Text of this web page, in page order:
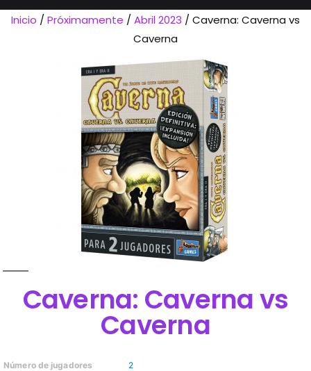
Inicio /Próximamente /Abril 2023 / Caverna: Caverna vs
Caverna
Caverna: Caverna vs
Caverna
Número de jugadores 2